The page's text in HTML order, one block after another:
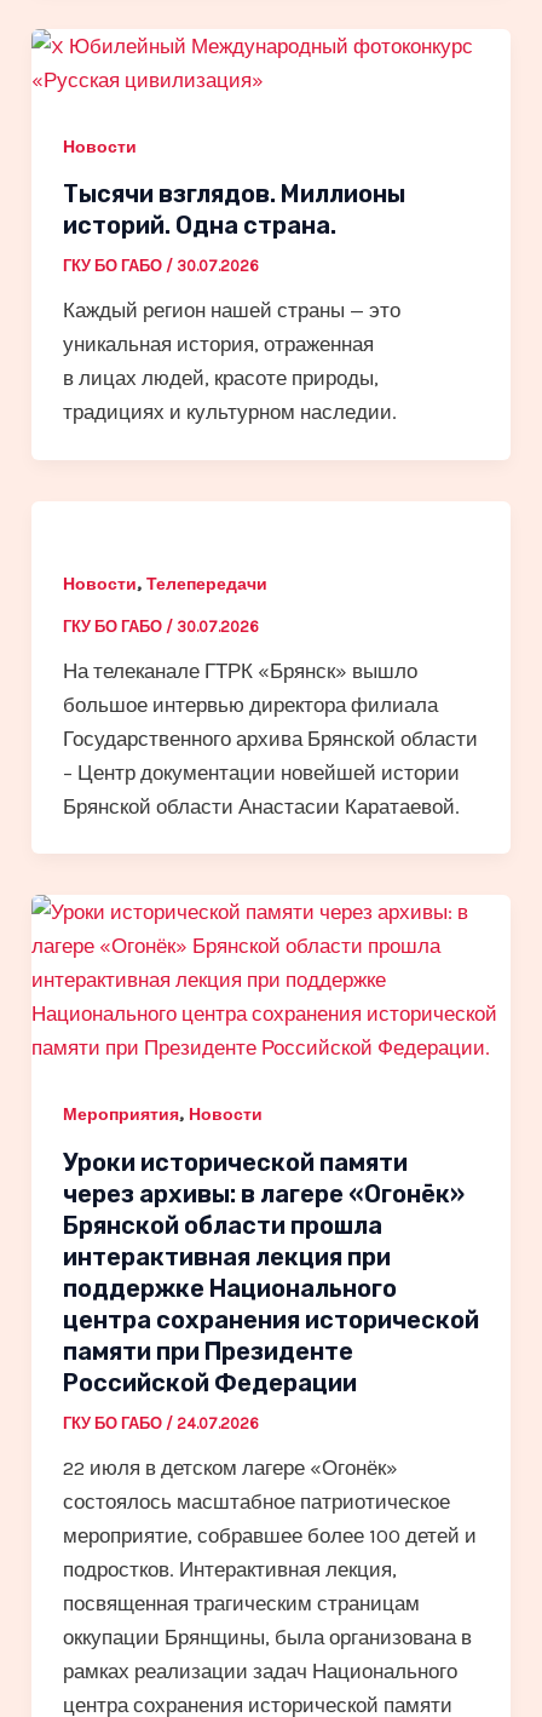
Новости
Тысячи взглядов. Миллионы
историй. Одна страна.
ГКУ БО ГАБО / 30.07.2026
Каждый регион нашей страны — это
уникальная история, отраженная
в лицах людей, красоте природы,
традициях и культурном наследии.
Новости, Телепередачи
ГКУ БО ГАБО / 30.07.2026
На телеканале ГТРК «Брянск» вышло
большое интервью директора филиала
Государственного архива Брянской области
– Центр документации новейшей истории
Брянской области Анастасии Каратаевой.
Мероприятия, Новости
Уроки исторической памяти
через архивы: в лагере «Огонёк»
Брянской области прошла
интерактивная лекция при
поддержке Национального
центра сохранения исторической
памяти при Президенте
Российской Федерации
ГКУ БО ГАБО / 24.07.2026
22 июля в детском лагере «Огонёк»
состоялось масштабное патриотическое
мероприятие, собравшее более 100 детей и
подростков. Интерактивная лекция,
посвященная трагическим страницам
оккупации Брянщины, была организована в
рамках реализации задач Национального
центра сохранения исторической памяти